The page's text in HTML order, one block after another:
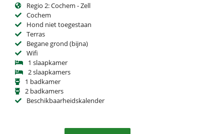
Regio 2: Cochem - Zell
Cochem
Hond niet toegestaan
Terras
Begane grond (bijna)
Wifi
1 slaapkamer
2 slaapkamers
1 badkamer
2 badkamers
Beschikbaarheidskalender